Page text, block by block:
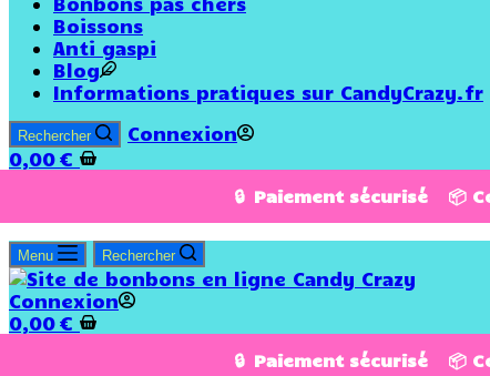
Boissons
Anti gaspi
Blog
Informations pratiques sur CandyCrazy.fr
Rechercher
Connexion
0,00 €
🔒 Paiement sécurisé 📦
Menu Rechercher
Connexion
0,00 €
🔒 Paiement sécurisé 📦